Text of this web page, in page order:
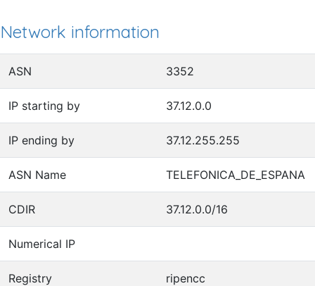
Network information
ASN 3352
IP starting by 37.12.0.0
IP ending by 37.12.255.255
ASN Name TELEFONICA_DE_ESPANA
CDIR 37.12.0.0/16
Numerical IP
Registry ripencc